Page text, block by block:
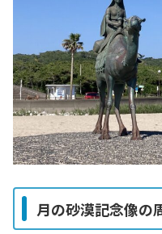
月の砂漠記念像の